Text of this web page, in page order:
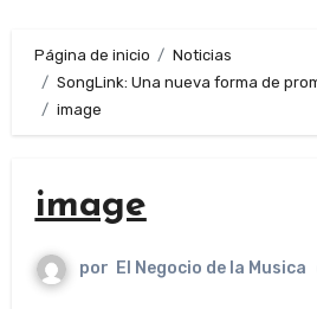
Página de inicio
Noticias
SongLink: Una nueva forma de
image
image
por El Negocio de la Musica